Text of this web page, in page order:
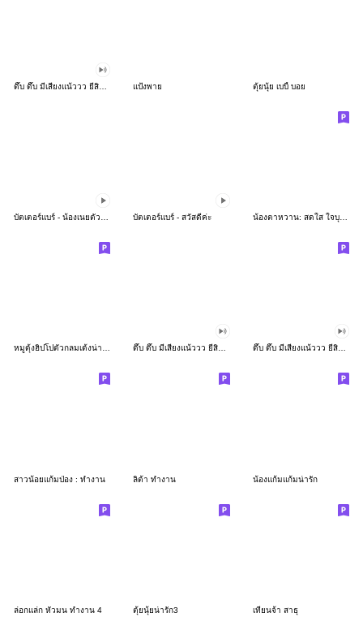
แป้งพาย ตุ้ยนุ้ย เบบี้ บอย
บัตเตอร์แบร์ - สวัสดีค่ะ น้องตาหวาน: สดใส ใจบุญ (สีพาสเทล)
หมูดุ้งฮิปโปตัวกลมเด้งน่ารัก ดึ๊บ ดึ๊บ มีเสียงแน้ววว ยี่สิบเจ็ด ดึ๊บ ดึ๊บ มีเสียงแน้ววว ยี่สิบหก
สาวน้อยแก้มป่อง : ทำงาน ลิต้า ทำงาน น้องแก้มแก้มน่ารัก
ล่อกแล่ก หัวมน ทำงาน 4 ตุ้ยนุ้ยน่ารัก3 เทียนจ้า สาธุ